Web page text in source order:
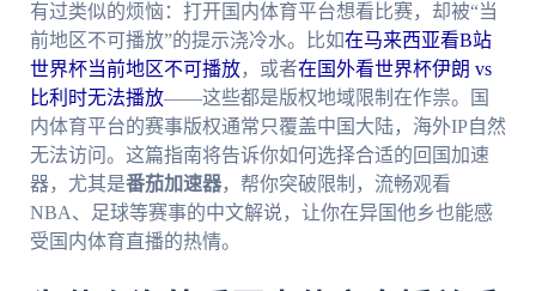
有过类似的烦恼：打开国内体育平台想看比赛，却被“当
前地区不可播放”的提示浇冷水。比如在马来西亚看B站
世界杯当前地区不可播放，或者在国外看世界杯伊朗 vs
比利时无法播放——这些都是版权地域限制在作祟。国
内体育平台的赛事版权通常只覆盖中国大陆，海外IP自然
无法访问。这篇指南将告诉你如何选择合适的回国加速
器，尤其是番茄加速器，帮你突破限制，流畅观看
NBA、足球等赛事的中文解说，让你在异国他乡也能感
受国内体育直播的热情。